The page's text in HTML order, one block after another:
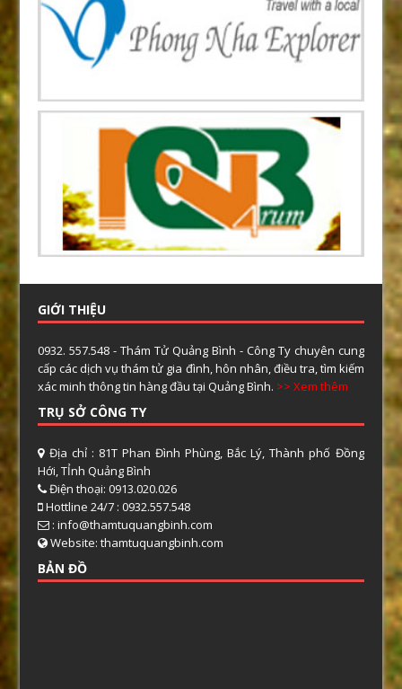
GIỚI THIỆU
0932. 557.548 - Thám Tử Quảng Bình - Công Ty chuyên cung
cấp các dịch vụ thám tử gia đình, hôn nhân, điều tra, tìm kiếm
xác minh thông tin hàng đầu tại Quảng Bình. >> Xem thêm
TRỤ SỞ CÔNG TY
Địa chỉ : 81T Phan Đình Phùng, Bắc Lý, Thành phố Đồng
Hới, TỈnh Quảng Bình
Điện thoại: 0913.020.026
Hottline 24/7 : 0932.557.548
: info@thamtuquangbinh.com
Website: thamtuquangbinh.com
BẢN ĐỒ